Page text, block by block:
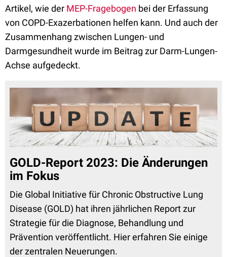
Artikel, wie der MEP-Fragebogen bei der Erfassung
von COPD-Exazerbationen helfen kann. Und auch der
Zusammenhang zwischen Lungen- und
Darmgesundheit wurde im Beitrag zur Darm-Lungen-
Achse aufgedeckt.
GOLD-Report 2023: Die Änderungen
im Fokus
Die Global Initiative für Chronic Obstructive Lung
Disease (GOLD) hat ihren jährlichen Report zur
Strategie für die Diagnose, Behandlung und
Prävention veröffentlicht. Hier erfahren Sie einige
der zentralen Neuerungen.